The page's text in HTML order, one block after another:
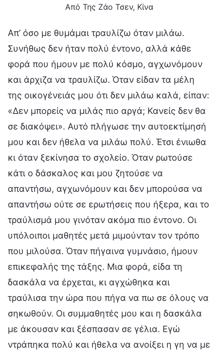
Από Της Ζάο Τσεν, Κίνα
Απ’ όσο με θυμάμαι τραυλίζω όταν μιλάω.
Συνήθως δεν ήταν πολύ έντονο, αλλά κάθε
φορά που ήμουν με πολύ κόσμο, αγχωνόμουν
και άρχιζα να τραυλίζω. Όταν είδαν τα μέλη
της οικογένειάς μου ότι δεν μιλάω καλά, είπαν:
«Δεν μπορείς να μιλάς πιο αργά; Κανείς δεν θα
σε διακόψει». Αυτό πλήγωσε την αυτοεκτίμησή
μου και δεν ήθελα να μιλάω πολύ. Έτσι ένιωθα
κι όταν ξεκίνησα το σχολείο. Όταν ρωτούσε
κάτι ο δάσκαλος και μου ζητούσε να
απαντήσω, αγχωνόμουν και δεν μπορούσα να
απαντήσω ούτε σε ερωτήσεις που ήξερα, και το
τραύλισμά μου γινόταν ακόμα πιο έντονο. Οι
υπόλοιποι μαθητές μετά μιμούνταν τον τρόπο
που μιλούσα. Όταν πήγαινα γυμνάσιο, ήμουν
επικεφαλής της τάξης. Μια φορά, είδα τη
δασκάλα να έρχεται, κι αγχώθηκα και
τραύλισα την ώρα που πήγα να πω σε όλους να
σηκωθούν. Οι συμμαθητές μου και η δασκάλα
με άκουσαν και ξέσπασαν σε γέλια. Εγώ
ντράπηκα πολύ και ήθελα να ανοίξει η γη να με